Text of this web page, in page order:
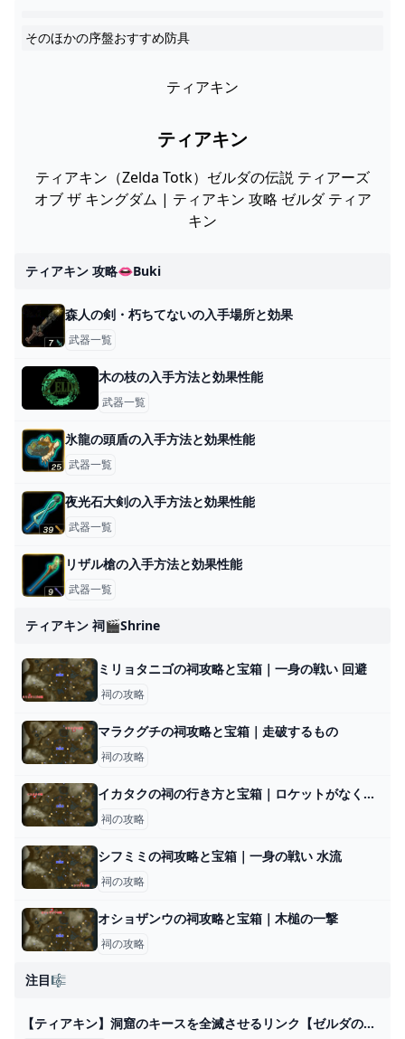
そのほかの序盤おすすめ防具
ティアキン
ティアキン
ティアキン（Zelda Totk）ゼルダの伝説 ティアーズ
オブ ザ キングダム | ティアキン 攻略 ゼルダ ティア
キン
ティアキン 攻略👄buki
森人の剣・朽ちてないの入手場所と効果
武器一覧
木の枝の入手方法と効果性能
武器一覧
氷龍の頭盾の入手方法と効果性能
武器一覧
夜光石大剣の入手方法と効果性能
武器一覧
リザル槍の入手方法と効果性能
武器一覧
ティアキン 祠🎬shrine
ミリョタニゴの祠攻略と宝箱｜一身の戦い 回避
祠の攻略
マラクグチの祠攻略と宝箱｜走破するもの
祠の攻略
イカタクの祠の行き方と宝箱｜ロケットがなくなったら？
祠の攻略
シフミミの祠攻略と宝箱｜一身の戦い 水流
祠の攻略
オショザンウの祠攻略と宝箱｜木槌の一撃
祠の攻略
注目🎼
【ティアキン】洞窟のキースを全滅させるリンク【ゼルダの伝説 ティアーズ オブ ザ キングダム】 - YouTube